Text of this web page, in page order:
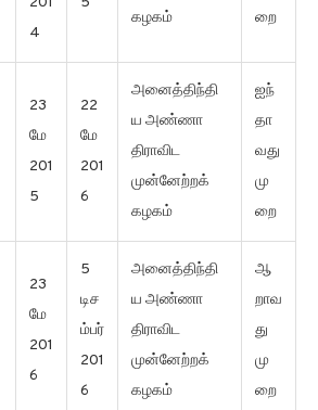
4
கழகம்
றை
23
மே
201
5
22
மே
201
6
அனைத்திந்தி
ய அண்ணா
திராவிட
முன்னேற்றக்
கழகம்
ஐந்
தா
வது
மு
றை
23
மே
201
6
5
டிச
ம்பர்
201
6
அனைத்திந்தி
ய அண்ணா
திராவிட
முன்னேற்றக்
கழகம்
ஆ
றாவ
து
மு
றை